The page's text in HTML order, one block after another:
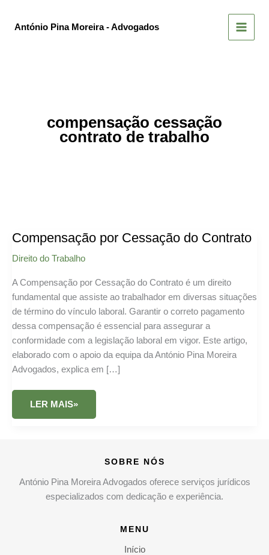
António Pina Moreira - Advogados
compensação cessação
contrato de trabalho
Compensação por Cessação do Contrato
Direito do Trabalho
A Compensação por Cessação do Contrato é um direito
fundamental que assiste ao trabalhador em diversas situações
de término do vínculo laboral. Garantir o correto pagamento
dessa compensação é essencial para assegurar a
conformidade com a legislação laboral em vigor. Este artigo,
elaborado com o apoio da equipa da António Pina Moreira
Advogados, explica em […]
COMPENSAÇÃO
CESSAÇÃO
LER MAIS»
SOBRE NÓS
António Pina Moreira Advogados oferece serviços jurídicos
especializados com dedicação e experiência.
MENU
Início